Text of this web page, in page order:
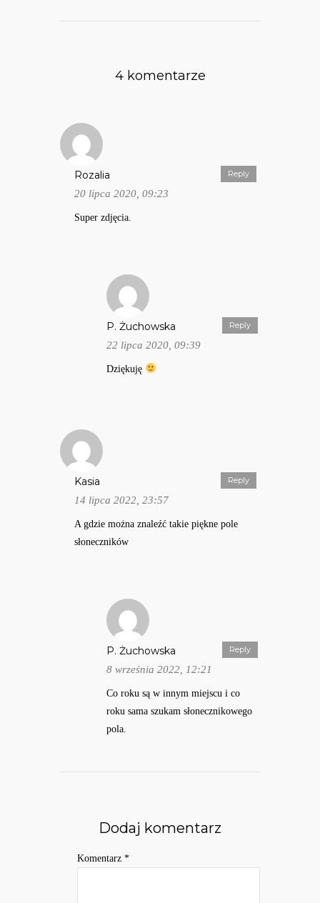
4 komentarze
Reply
Rozalia
20 lipca 2020, 09:23
Super zdjęcia.
Reply
P. Żuchowska
22 lipca 2020, 09:39
Dziękuję
Reply
Kasia
14 lipca 2022, 23:57
A gdzie można znaleźć takie piękne pole
słoneczników
Reply
P. Żuchowska
8 września 2022, 12:21
Co roku są w innym miejscu i co
roku sama szukam słonecznikowego
pola.
Dodaj komentarz
Komentarz *